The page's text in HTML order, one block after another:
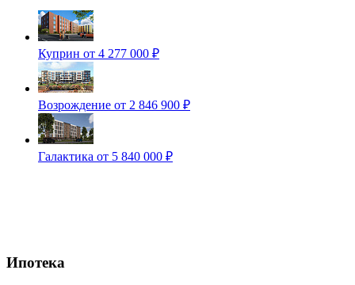
Куприн от 4 277 000 ₽
Возрождение от 2 846 900 ₽
Галактика от 5 840 000 ₽
Ипотека